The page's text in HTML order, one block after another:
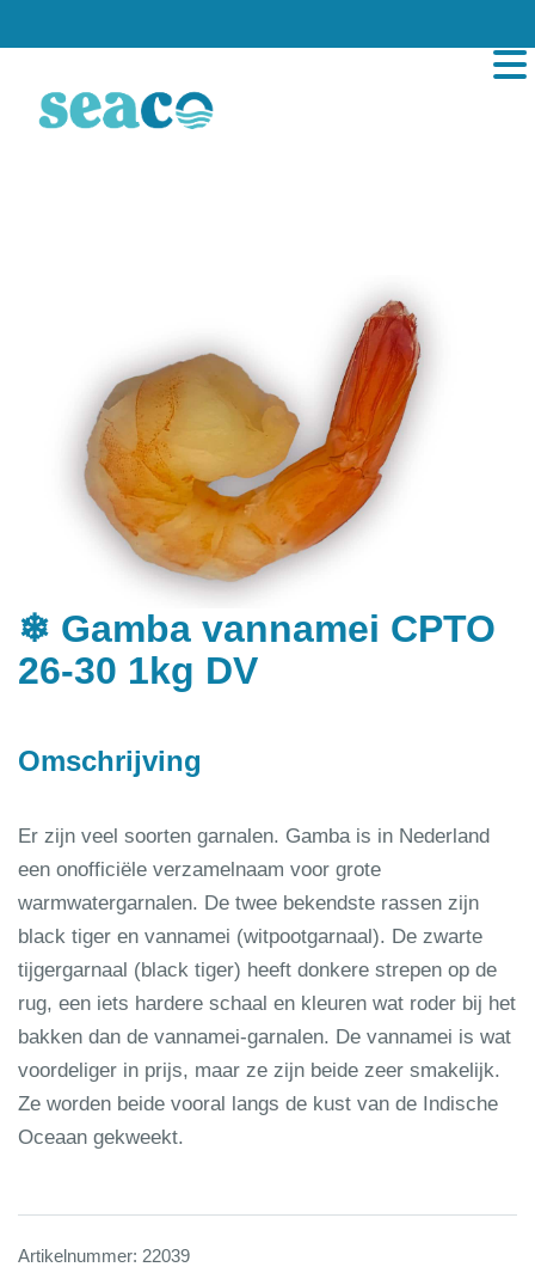
❄ Gamba vannamei CPTO
26-30 1kg DV
Omschrijving
Er zijn veel soorten garnalen. Gamba is in Nederland
een onofficiële verzamelnaam voor grote
warmwatergarnalen. De twee bekendste rassen zijn
black tiger en vannamei (witpootgarnaal). De zwarte
tijgergarnaal (black tiger) heeft donkere strepen op de
rug, een iets hardere schaal en kleuren wat roder bij het
bakken dan de vannamei-garnalen. De vannamei is wat
voordeliger in prijs, maar ze zijn beide zeer smakelijk.
Ze worden beide vooral langs de kust van de Indische
Oceaan gekweekt.
Artikelnummer: 22039